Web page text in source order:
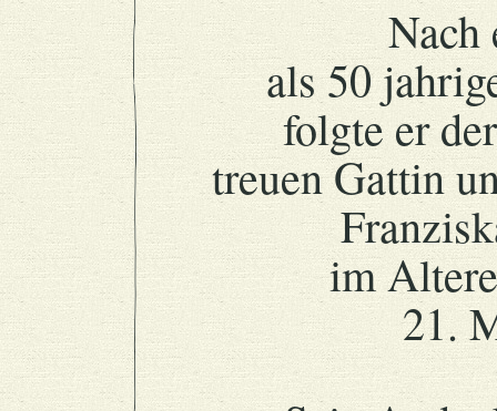
Nach
als 50
folgte er
treuen Gattin
im
21.